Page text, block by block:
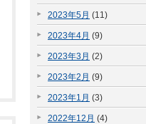
2023年5月 (11)
2023年4月 (9)
2023年3月 (2)
2023年2月 (9)
2023年1月 (3)
2022年12月 (4)